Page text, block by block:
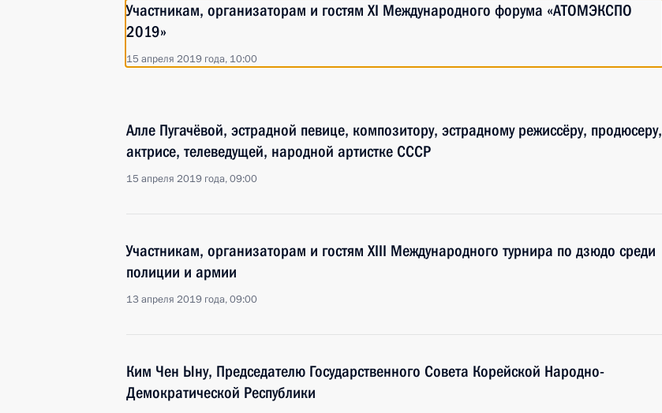
Участникам, организаторам и гостям XI Международного форума «АТОМЭКСПО
2019»
15 апреля 2019 года, 10:00
Алле Пугачёвой, эстрадной певице, композитору, эстрадному режиссёру, продюсеру,
актрисе, телеведущей, народной артистке СССР
15 апреля 2019 года, 09:00
Участникам, организаторам и гостям XIII Международного турнира по дзюдо среди
полиции и армии
13 апреля 2019 года, 09:00
Ким Чен Ыну, Председателю Государственного Совета Корейской Народно-
Демократической Республики